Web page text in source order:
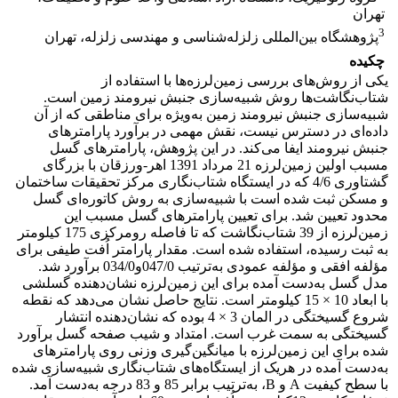
تهران
3پژوهشگاه بین‌المللی زلزله‌شناسی و مهندسی زلزله، تهران
چکیده
یکی از روش‌های بررسی زمین‌لرزه‌ها با استفاده از
شتاب‌نگاشت‌ها روش شبیه‌سازی جنبش نیرومند زمین است.
شبیه‌سازی جنبش نیرومند زمین به‌ویژه برای مناطقی که از آن
داده‌ای در دسترس نیست، نقش مهمی ‌در برآورد پارامترهای
جنبش نیرومند ایفا می‌کند. در این پژوهش، پارامترهای گسل
مسبب اولین زمین‌لرزه 21 مرداد 1391 اهر-ورزقان با بزرگای
گشتاوری 4/6 که در ایستگاه شتاب‌نگاری مرکز تحقیقات ساختمان
و مسکن ثبت شده است با شبیه‌سازی به روش کاتوره‌ای گسل
محدود تعیین شد. برای تعیین پارامترهای گسل مسبب این
زمین‌لرزه از 39 شتاب‌نگاشت که تا فاصله رومرکزی 175 کیلومتر
به ثبت رسیده، استفاده شده‌ است. مقدار پارامتر اُفت طیفی برای
مؤلفه افقی و مؤلفه عمودی به‌ترتیب 047/0و034/0 برآورد شد.
مدل گسل به‌دست آمده برای این زمین‌لرزه نشان‌دهنده گسلشی
با ابعاد 10 × 15 کیلومتر است. نتایج حاصل نشان می‌دهد که نقطه
شروع گسیختگی در المان 3 × 4 بوده که نشان‌دهنده انتشار
گسیختگی به سمت غرب است. امتداد و شیب صفحه گسل برآورد
شده برای این زمین‌لرزه با میانگین‌گیری وزنی روی پارامترهای
به‌دست آمده در هریک از ایستگاه‌های شتاب‌نگاری شبیه‌سازی شده
با سطح کیفیت A و B، به‌ترتیب برابر 85 و 83 درجه به‌دست آمد.